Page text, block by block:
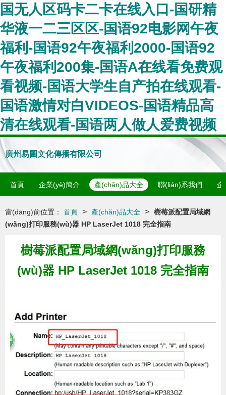
国无人区码卡二卡在线入口-国研精
华液一二三区区-国语92电影网午夜
福利-国语92午夜福利2000-国语92
午夜福利200集-国语A在线看免费观
看视频-国语大学生自产拍在线观看-
国语激情对白VIDEOS-国语精品高
清在线观看-国语两人做人爱费视频
廣州易圖文化傳播有限公司
首頁 企業(yè)簡介 產(chǎn)品大全 聯(lián)系我們 企
當(dāng)前位置： 首頁 > 產(chǎn)品大全 > 樹莓派配置局域網
(wǎng)打印服務(wù)器 HP LaserJet 1018 完全指南
樹莓派配置局域網(wǎng)打印服務
(wù)器 HP LaserJet 1018 完全指南